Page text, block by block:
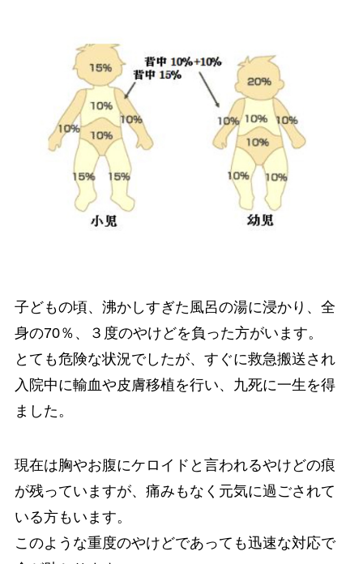
子どもの頃、沸かしすぎた風呂の湯に浸かり、全
身の70％、３度のやけどを負った方がいます。
とても危険な状況でしたが、すぐに救急搬送され
入院中に輸血や皮膚移植を行い、九死に一生を得
ました。
現在は胸やお腹にケロイドと言われるやけどの痕
が残っていますが、痛みもなく元気に過ごされて
いる方もいます。
このような重度のやけどであっても迅速な対応で